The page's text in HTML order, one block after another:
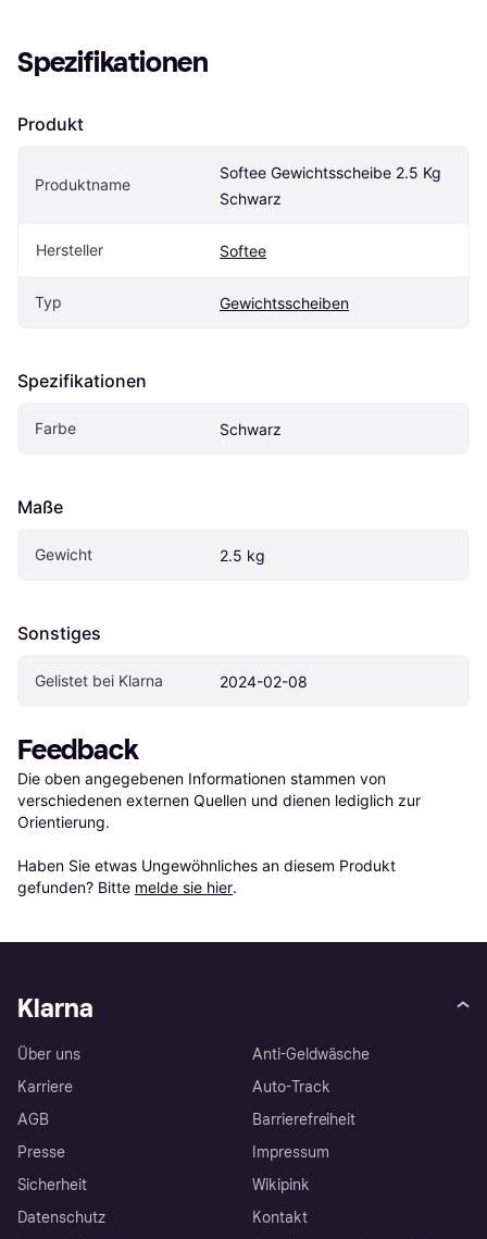
Spezifikationen
Produkt
Produktname
Softee Gewichtsscheibe 2.5 Kg
Schwarz
Hersteller Softee
Typ Gewichtsscheiben
Spezifikationen
Farbe Schwarz
Maße
Gewicht 2.5 kg
Sonstiges
Gelistet bei Klarna 2024-02-08
Feedback
Die oben angegebenen Informationen stammen von
verschiedenen externen Quellen und dienen lediglich zur
Orientierung.
Haben Sie etwas Ungewöhnliches an diesem Produkt
gefunden? Bitte melde sie hier.
Klarna
Über uns
Karriere
AGB
Presse
Sicherheit
Datenschutz
Anti-Geldwäsche
Auto-Track
Barrierefreiheit
Impressum
Wikipink
Kontakt